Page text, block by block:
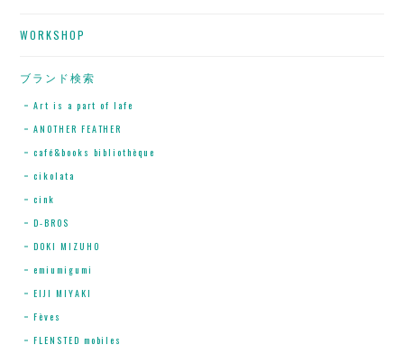
WORKSHOP
ブランド検索
Art is a part of lafe
ANOTHER FEATHER
café&books bibliothèque
cikolata
cink
D-BROS
DOKI MIZUHO
emiumigumi
EIJI MIYAKI
Fèves
FLENSTED mobiles